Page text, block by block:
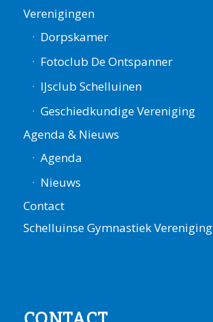
Verenigingen
Dorpskamer
Fotoclub De Ontspanner
IJsclub Schelluinen
Geschiedkundige Vereniging
Agenda & Nieuws
Agenda
Nieuws
Contact
Schelluinse Gymnastiek Vereniging